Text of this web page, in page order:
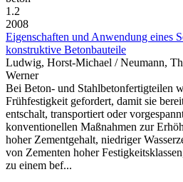
1.2
2008
Eigenschaften und Anwendung eines
konstruktive Betonbauteile
Ludwig, Horst-Michael / Neumann,
Werner
Bei Beton- und Stahlbetonfertigteilen
Frühfestigkeit gefordert, damit sie
entschalt, transportiert oder
konventionellen Maßnahmen zur
hoher Zementgehalt, niedriger
von Zementen hoher
zu einem bef...